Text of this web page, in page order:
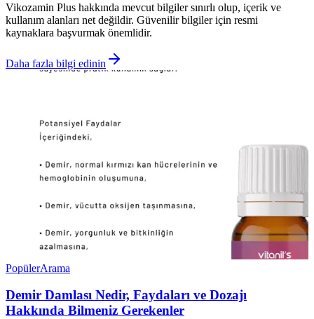
Vikozamin Plus hakkında mevcut bilgiler sınırlı olup, içerik ve
kullanım alanları net değildir. Güvenilir bilgiler için resmi
kaynaklara başvurmak önemlidir.
Daha fazla bilgi edinin
PopülerArama
Demir Damlası Nedir, Faydaları ve Dozajı
Hakkında Bilmeniz Gerekenler